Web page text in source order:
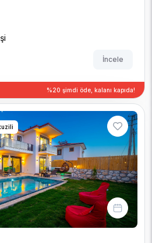
İncele
%20 şimdi öde, kalanı kapıda!